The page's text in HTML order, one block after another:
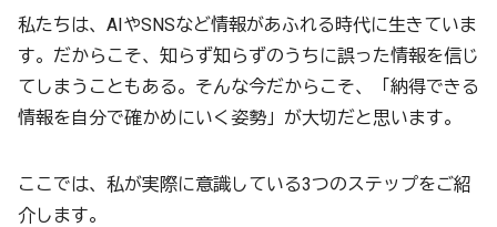
私たちは、AIやSNSなど情報があふれる時代に生きていま
す。だからこそ、知らず知らずのうちに誤った情報を信じ
てしまうこともある。そんな今だからこそ、「納得できる
情報を自分で確かめにいく姿勢」が大切だと思います。
ここでは、私が実際に意識している3つのステップをご紹
介します。